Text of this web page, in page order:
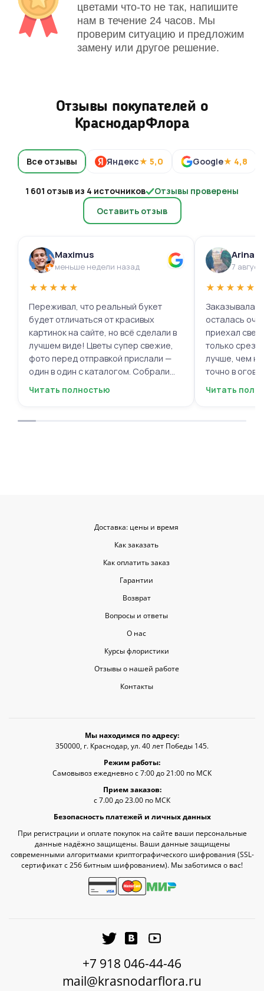
цветами что-то не так, напишите
нам в течение 24 часов. Мы
проверим ситуацию и предложим
замену или другое решение.
Отзывы покупателей о
КраснодарФлора
Все отзывы Яндекс★ 5,0 Google★ 4,8
1 601 отзыв из 4 источников
Отзывы проверены
Оставить отзыв
Maximus
меньше недели назад
★★★★★
Переживал, что реальный букет
будет отличаться от красивых
картинок на сайте, но всё сделали в
лучшем виде! Цветы супер свежие,
фото перед отправкой прислали —
один в один с каталогом. Собрали
быстро, курьер не подвёл. Мужской
Читать полностью
Arina
7
★★★★★
Заказывала
осталась очень
приехал
только
лучше, чем
точно в
вежливый,
Читать
Доставка: цены и время
Как заказать
Как оплатить заказ
Гарантии
Возврат
Вопросы и ответы
О нас
Курсы флористики
Отзывы о нашей работе
Контакты
Мы находимся по адресу:
350000, г. Краснодар, ул. 40 лет Победы 145.
Режим работы:
Самовывоз ежедневно с 7:00 до 21:00 по МСК
Прием заказов:
с 7.00 до 23.00 по МСК
Безопасность платежей и личных данных
При регистрации и оплате покупок на сайте ваши персональные
данные надёжно защищены. Ваши данные защищены
современными алгоритмами криптографического шифрования (SSL-
сертификат c 256 битным шифрованием). Мы заботимся о вас!
+7 918 046-44-46
mail@krasnodarflora.ru